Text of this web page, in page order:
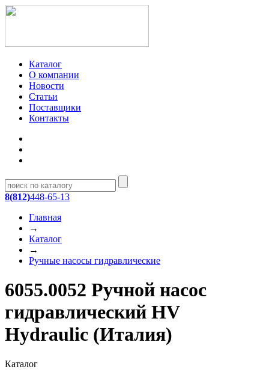
Каталог
О компании
Новости
Статьи
Поставщики
Контакты
8(812)448-65-13
Главная
→
Каталог
→
Ручные насосы гидравлические
6055.0052 Ручной насос
гидравлический HV
Hydraulic (Италия)
Каталог